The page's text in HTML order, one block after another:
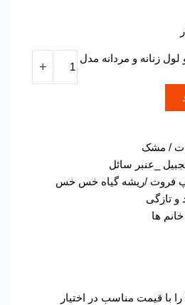
زنانه و مردانه مدل
+
سائل
/ریشه گیاه خس خس
مناسب در اختیار